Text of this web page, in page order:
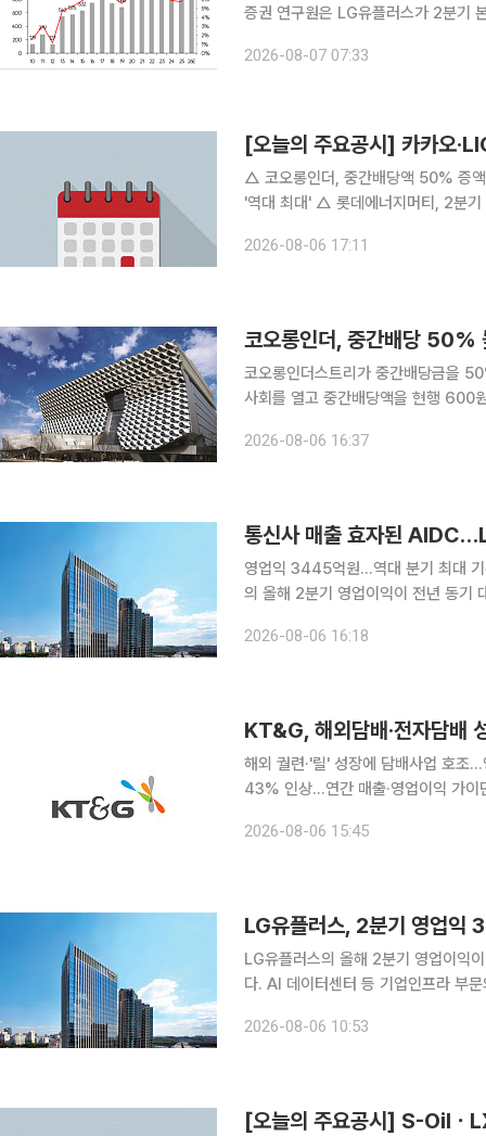
증권 연구원은 LG유플러스가 2분기
2026-08-07 07:33
[오늘의 주요공시] 카카오
△ 코오롱인더, 중간배당액 50% 증액 900원 결정 △ 카카오, 2분기
'역대 최대' △ 롯데에너지머티, 2분기 영업손실 169억원 △ LG유플러스, 2분기 영업익 3445억
2026-08-06 17:11
코오롱인더, 중간배당 50%
코오롱인더스트리가 중간배당금을 50% 높이며 주
사회를 열고 중간배당액을 현행 600원
의했다. 중간배당 600원 및 결산배
2026-08-06 16:37
통신사 매출 효자된
영업익 3445억원…역대 분기 최대 기록
의 올해 2분기 영업이익이 전년 동기
전년 동기 대비 92.5% 급증하는 등
2026-08-06 16:18
KT&G, 해외담배·전자담배
해외 궐련·'릴' 성장에 담배사업 호조
43% 인상…연간 매출·영업이익 가이던스 상향 해외 담배사업과 차세대 담배
는 올해 2분기 연결 기준 매출 1조
2026-08-06 15:45
LG유플러스, 2분기 영업
LG유플러스의 올해 2분기 영업이익
다. AI 데이터센터 등 기업인프라 부
스 수익 3조765억원, 영업이익
2026-08-06 10:53
[오늘의 주요공시] S-Oilㆍ